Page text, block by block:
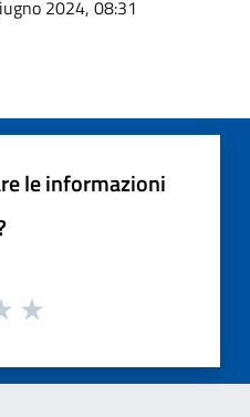
2024, 08:31
le informazioni